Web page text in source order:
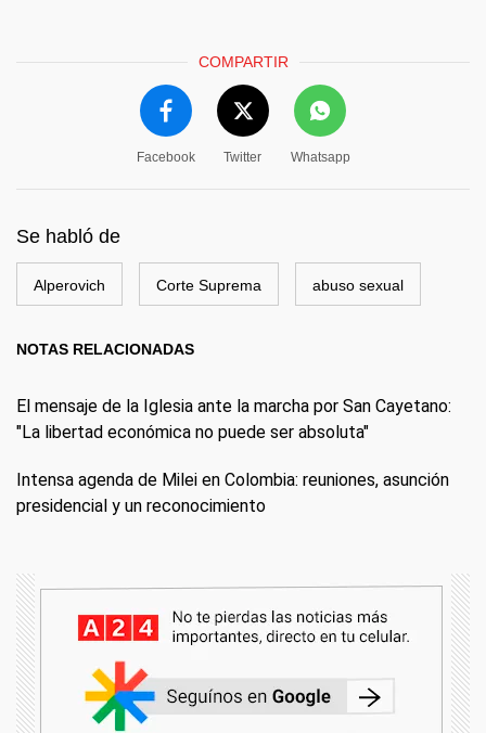
COMPARTIR
Facebook Twitter Whatsapp
Se habló de
Alperovich Corte Suprema abuso sexual
NOTAS RELACIONADAS
El mensaje de la Iglesia ante la marcha por San Cayetano:
"La libertad económica no puede ser absoluta"
Intensa agenda de Milei en Colombia: reuniones, asunción
presidencial y un reconocimiento